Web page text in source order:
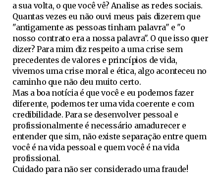
a sua volta, o que você vê? Analise as redes sociais.
Quantas vezes eu não ouvi meus pais dizerem que
"antigamente as pessoas tinham palavra" e "o
nosso contrato era a nossa palavra". O que isso quer
dizer? Para mim diz respeito a uma crise sem
precedentes de valores e princípios de vida,
vivemos uma crise moral e ética, algo aconteceu no
caminho que não deu muito certo.
Mas a boa notícia é que você e eu podemos fazer
diferente, podemos ter uma vida coerente e com
credibilidade. Para se desenvolver pessoal e
profissionalmente é necessário amadurecer e
entender que sim, não existe separação entre quem
você é na vida pessoal e quem você é na vida
profissional.
Cuidado para não ser considerado uma fraude!